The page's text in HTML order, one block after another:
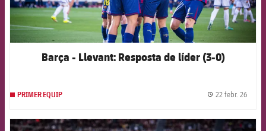
Barça - Llevant: Resposta de líder (3-0)
PRIMER EQUIP 22 febr. 26
FCB Barcelona badge